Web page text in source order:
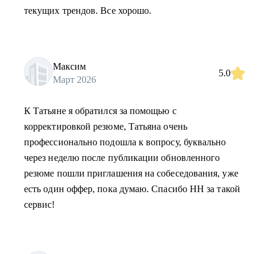
текущих трендов. Все хорошо.
Максим
Март 2026
5.0
К Татьяне я обратился за помощью с
корректировкой резюме, Татьяна очень
профессионально подошла к вопросу, буквально
через неделю после публикации обновленного
резюме пошли приглашения на собеседования, уже
есть один оффер, пока думаю. Спасибо HH за такой
сервис!